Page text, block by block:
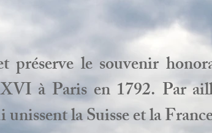
le souvenir
à Paris en 1792. Par
la Suisse et la